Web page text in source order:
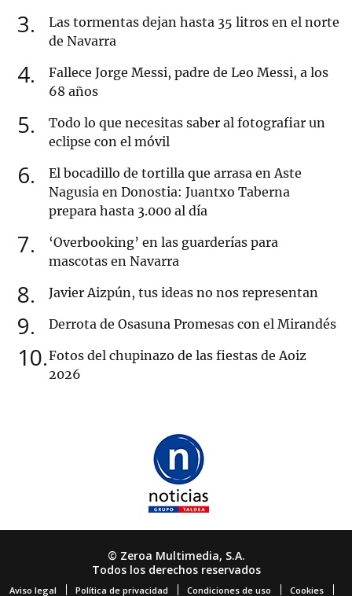
3
Las tormentas dejan hasta 35 litros en el norte
de Navarra
4
Fallece Jorge Messi, padre de Leo Messi, a los
68 años
5
Todo lo que necesitas saber al fotografiar un
eclipse con el móvil
6
El bocadillo de tortilla que arrasa en Aste
Nagusia en Donostia: Juantxo Taberna
prepara hasta 3.000 al día
7
‘Overbooking’ en las guarderías para
mascotas en Navarra
8 Javier Aizpún, tus ideas no nos representan
9 Derrota de Osasuna Promesas con el Mirandés
10 Fotos del chupinazo de las fiestas de Aoiz
2026
© Zeroa Multimedia, S.A.
Todos los derechos reservados
Aviso legal Política de privacidad Condiciones de uso Cookies